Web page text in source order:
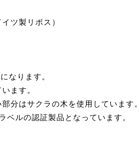
ツ製リボス）
なります。
ます。
分はサクラの木を使用しています。
ベルの認証製品となっています。